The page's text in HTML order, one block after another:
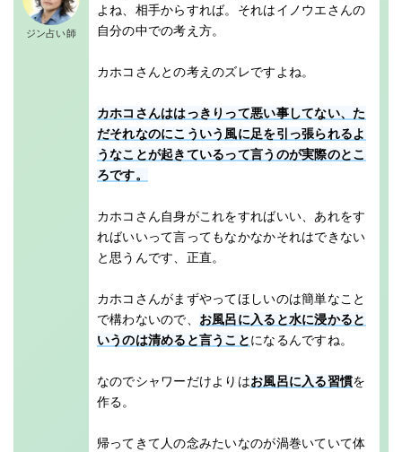
ジン占い師
よね、相手からすれば。それはイノウエさんの
自分の中での考え方。
カホコさんとの考えのズレですよね。
カホコさんははっきりって悪い事してない、た
だそれなのにこういう風に足を引っ張られるよ
うなことが起きているって言うのが実際のとこ
ろです。
カホコさん自身がこれをすればいい、あれをす
ればいいって言ってもなかなかそれはできない
と思うんです、正直。
カホコさんがまずやってほしいのは簡単なこと
で構わないので、 お風呂に入ると水に浸かると
いうのは清めると言うことになるんですね。
なのでシャワーだけよりはお風呂に入る習慣を
作る。
帰ってきて人の念みたいなのが渦巻いていて体